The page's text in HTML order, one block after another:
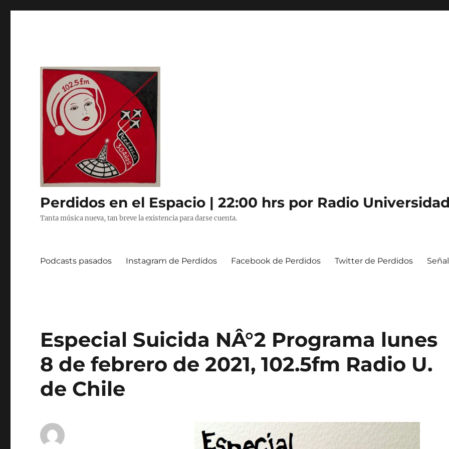
Perdidos en el Espacio | 22:00 hrs por Radio
Tanta música nueva, tan breve la existencia para darse cuenta.
Podcasts pasados Instagram de Perdidos Facebook de Perdidos Twitter de Perdidos
Especial Suicida NÂ°2 Programa lunes
8 de febrero de 2021, 102.5fm Radio U.
de Chile